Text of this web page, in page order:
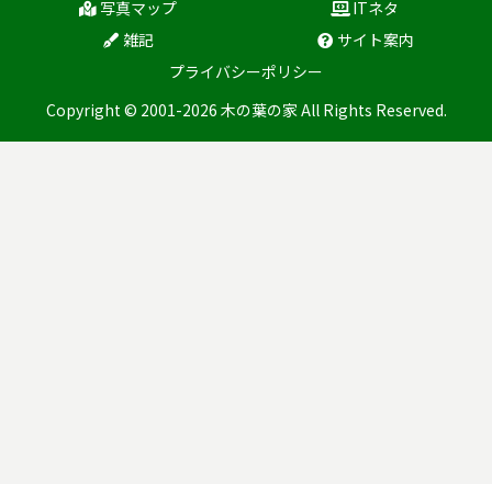
写真マップ
ITネタ
雑記
サイト案内
プライバシーポリシー
Copyright © 2001-2026 木の葉の家 All Rights Reserved.